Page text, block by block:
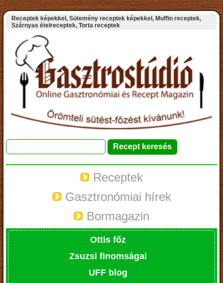
Receptek képekkel, Sütemény receptek képekkel, Muffin receptek,
Szárnyas ételreceptek, Torta receptek
Receptek
Gasztronómiai hírek
Bormagazin
Ottis főz
Zsuzsi finomságai
UFF blog